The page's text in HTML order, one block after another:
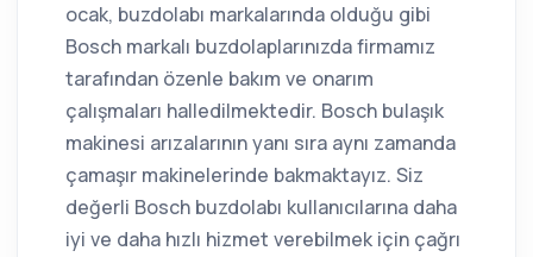
ocak, buzdolabı markalarında olduğu gibi
Bosch markalı buzdolaplarınızda firmamız
tarafından özenle bakım ve onarım
çalışmaları halledilmektedir. Bosch bulaşık
makinesi arızalarının yanı sıra aynı zamanda
çamaşır makinelerinde bakmaktayız. Siz
değerli Bosch buzdolabı kullanıcılarına daha
iyi ve daha hızlı hizmet verebilmek için çağrı